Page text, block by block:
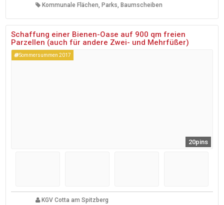
Kommunale Flächen, Parks, Baumscheiben
Schaffung einer Bienen-Oase auf 900 qm freien
Parzellen (auch für andere Zwei- und Mehrfüßer)
Sommersummen 2017
20pins
KGV Cotta am Spitzberg